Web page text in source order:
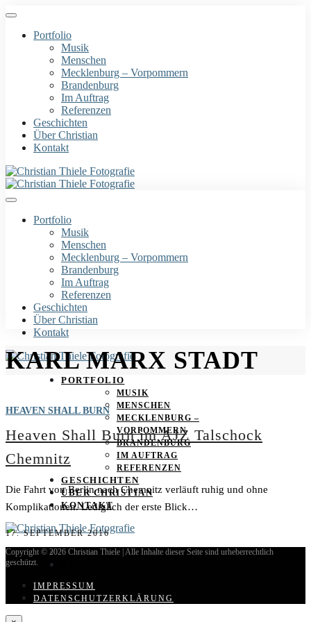
Portfolio
Musik
Menschen
Mecklenburg – Vorpommern
Brandenburg
Im Auftrag
Referenzen
Geschichten
Über Christian
Kontakt
Portfolio
Musik
Menschen
Mecklenburg – Vorpommern
Brandenburg
Im Auftrag
Referenzen
Geschichten
Über Christian
Kontakt
PORTFOLIO
MUSIK
MENSCHEN
MECKLENBURG –
VORPOMMERN
BRANDENBURG
IM AUFTRAG
REFERENZEN
GESCHICHTEN
ÜBER CHRISTIAN
KONTAKT
ÜBER CHRISTIAN
KARL MARX STADT
HEAVEN SHALL BURN
Heaven Shall Burn im AJZ Talschock
Chemnitz
Die Fahrt von Berlin nach Chemnitz verläuft ruhig und ohne
Komplikationen. Lediglich der erste Blick…
17. SEPTEMBER 2016
Copyright © 2026 Christian Thiele | Alle Inhalte dieser Seite sind urheberrechtlich
geschützt.
IMPRESSUM
DATENSCHUTZERKLÄRUNG